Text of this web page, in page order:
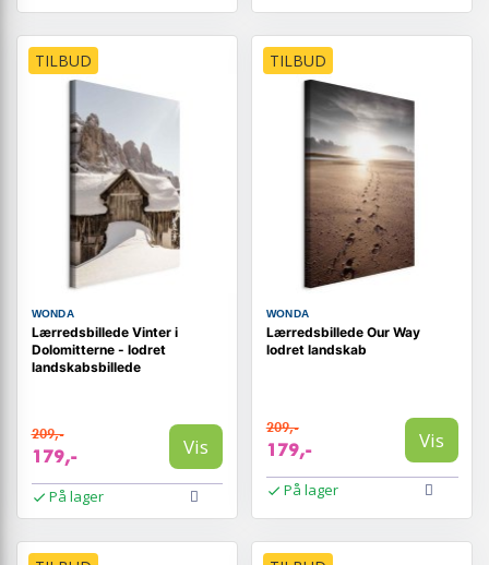
TILBUD
WONDA
Lærredsbillede Vinter i
Dolomitterne - lodret
landskabsbillede
209,-
179,- Vis
På lager
TILBUD
WONDA
Lærredsbillede Our Way
lodret landskab
209,-
179,- Vis
På lager